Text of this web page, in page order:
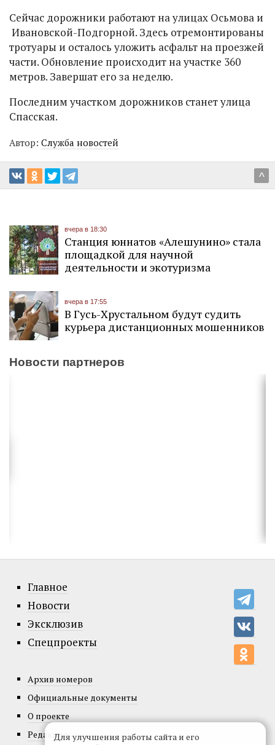
Сейчас дорожники работают на улицах Осьмова и
Ивановской-Подгорной. Здесь отремонтированы
тротуары и осталось уложить асфальт на проезжей
части. Обновление происходит на участке 360
метров. Завершат его за неделю.
Последним участком дорожников станет улица
Спасская.
Автор: Служба новостей
^
вчера в 18:30
Станция юннатов «Алешунино» стала
площадкой для научной
деятельности и экотуризма
вчера в 17:55
В Гусь-Хрустальном будут судить
курьера дистанционных мошенников
Новости партнеров
Главное
Новости
Эксклюзив
Спецпроекты
Архив номеров
Официальные документы
О проекте
РедакцияДля улучшения работы сайта и его